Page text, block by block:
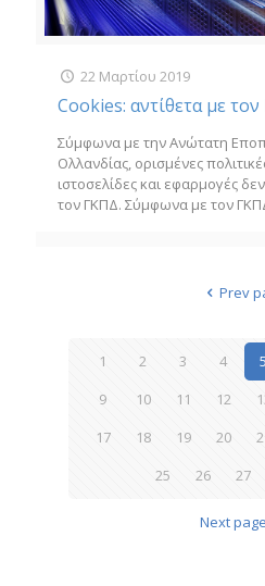
22 Μαρτίου 2019
Cookies: αντίθετα με
Σύμφωνα με την Ανώτατη
Ολλανδίας, ορισμένες
ιστοσελίδες και εφαρμογές
τον ΓΚΠΔ. Σύμφωνα με τον
Prev
1 2 3 4 5
9
10 11 12
17
18 19 20
25
26 27
Next page